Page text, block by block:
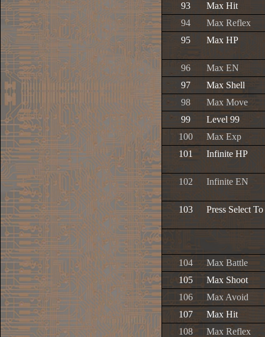
93
Max Hit
94
Max Reflex
95
Max HP
96
Max EN
97
Max Shell
98
Max Move
99
Level 99
100
Max Exp
101
Infinite HP
102 Infinite EN
103 Press Select
104
Max Battle
105
Max Shoot
106
Max Avoid
107
Max Hit
108
Max Reflex